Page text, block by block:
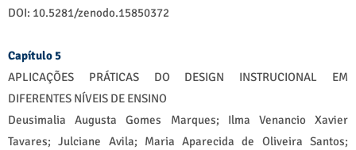
DOI: 10.5281/zenodo.15850372
Capítulo 5
APLICAÇÕES PRÁTICAS DO DESIGN INSTRUCIONAL EM
DIFERENTES NÍVEIS DE ENSINO
Deusimalia Augusta Gomes Marques; Ilma Venancio Xavier
Tavares; Julciane Avila; Maria Aparecida de Oliveira Santos;